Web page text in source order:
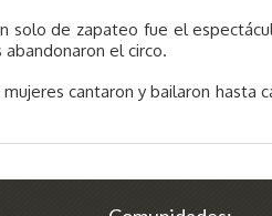
solo de zapateo fue el
el circo.
cantaron y bailaron